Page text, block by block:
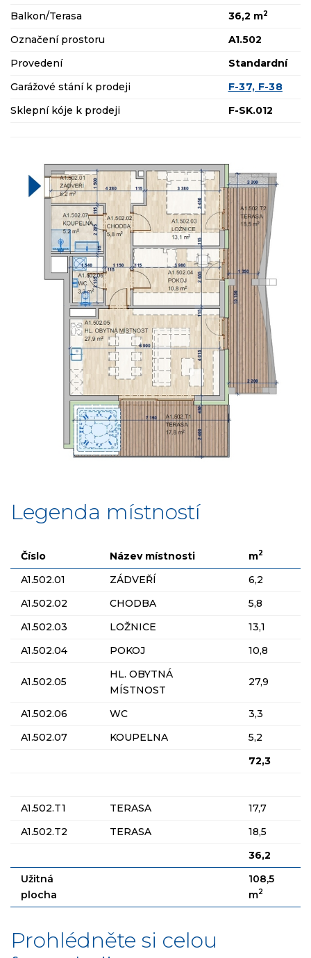
Balkon/Terasa 36,2 m2
Označení prostoru
A1.502
Provedení
Standardní
Garážové stání k prodeji
F-37, F-38
Sklepní kóje k prodeji
F-SK.012
Legenda místností
Číslo Název místnosti m2
A1.502.01 ZÁDVEŘÍ
6,2
A1.502.02
CHODBA
5,8
A1.502.03
LOŽNICE
13,1
A1.502.04
POKOJ 10,8
A1.502.05
HL. OBYTNÁ
MÍSTNOST
27,9
A1.502.06 WC
3,3
A1.502.07
KOUPELNA
5,2
72,3
A1.502.T1 TERASA
17,7
A1.502.T2
TERASA
18,5
36,2
Užitná
plocha
108,5
m2
Prohlédněte si celou